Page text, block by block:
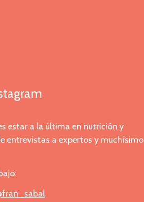
estar a la última en nutrición y
entrevistas a expertos y muchísimo
fran_sabal